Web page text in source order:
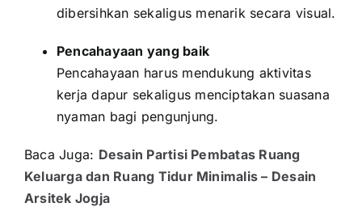
dibersihkan sekaligus menarik secara visual.
Pencahayaan yang baik
Pencahayaan harus mendukung aktivitas
kerja dapur sekaligus menciptakan suasana
nyaman bagi pengunjung.
Baca Juga: Desain Partisi Pembatas Ruang
Keluarga dan Ruang Tidur Minimalis – Desain
Arsitek Jogja